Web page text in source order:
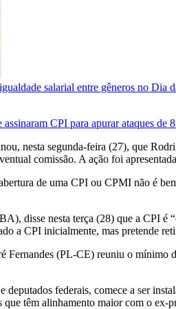
salarial entre gêneros no Dia
CPI para apurar ataques de
nesta segunda-feira (27), que
comissão. A ação foi
de uma CPI ou CPMI não é
disse nesta terça (28) que a CPI
a CPI inicialmente, mas pretende
Fernandes (PL-CE) reuniu o mínimo
deputados federais, comece a ser
que têm alinhamento maior com o